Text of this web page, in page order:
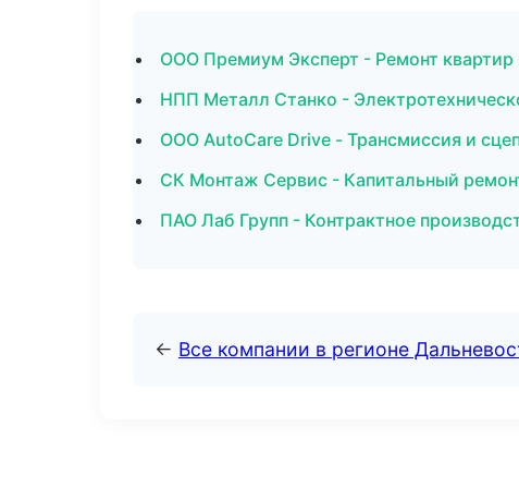
ООО Премиум Эксперт - Ремонт
НПП Металл Станко -
ООО AutoCare Drive - Трансмиссия и
СК Монтаж Сервис - Капитальный
ПАО Лаб Групп - Контрактное
← Все компании в регионе